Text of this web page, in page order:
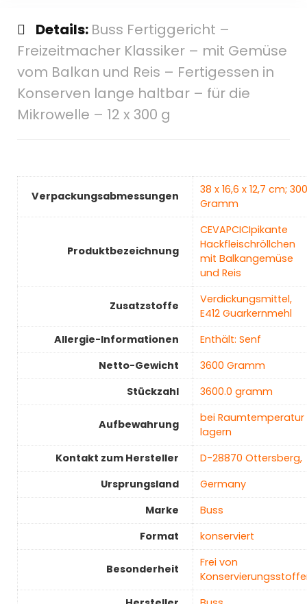
Details: Buss Fertiggericht –
Freizeitmacher Klassiker – mit Gemüse
vom Balkan und Reis – Fertigessen in
Konserven lange haltbar – für die
Mikrowelle – 12 x 300 g
Verpackungsabmessungen
‎38 x 16,6 x 12,7 cm; 300
Gramm
Produktbezeichnung
‎CEVAPCICIpikante
Hackfleischröllchen
mit Balkangemüse
und Reis
Zusatzstoffe
‎Verdickungsmittel,
E412 Guarkernmehl
Allergie-Informationen
‎Enthält: Senf
Netto-Gewicht
‎3600 Gramm
Stückzahl
‎3600.0 gramm
Aufbewahrung
‎bei Raumtemperatur
lagern
Kontakt zum Hersteller
‎D-28870 Ottersberg,
Ursprungsland
Germany
Marke
‎Buss
Format
‎konserviert
Besonderheit
‎Frei von